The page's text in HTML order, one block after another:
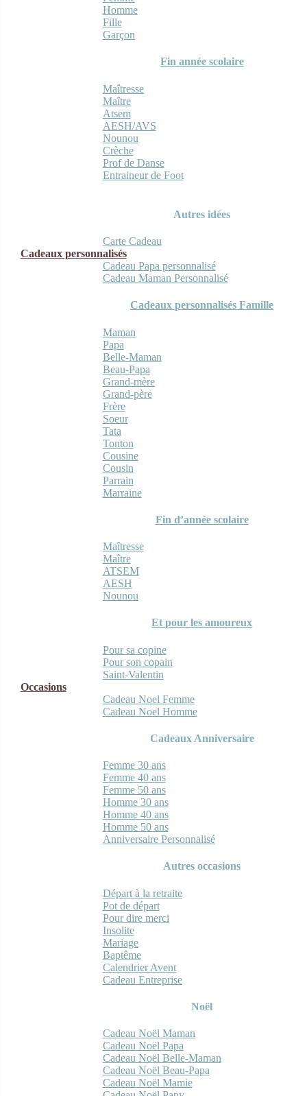
Homme
Fille
Garçon
Fin année scolaire
Maîtresse
Maître
Atsem
AESH/AVS
Nounou
Crèche
Prof de Danse
Entraineur de Foot
Autres idées
Carte Cadeau
Cadeaux personnalisés
Cadeau Papa personnalisé
Cadeau Maman Personnalisé
Cadeaux personnalisés Famille
Maman
Papa
Belle-Maman
Beau-Papa
Grand-mère
Grand-père
Frère
Soeur
Tata
Tonton
Cousine
Cousin
Parrain
Marraine
Fin d’année scolaire
Maîtresse
Maître
ATSEM
AESH
Nounou
Et pour les amoureux
Pour sa copine
Pour son copain
Saint-Valentin
Occasions
Cadeau Noel Femme
Cadeau Noel Homme
Cadeaux Anniversaire
Femme 30 ans
Femme 40 ans
Femme 50 ans
Homme 30 ans
Homme 40 ans
Homme 50 ans
Anniversaire Personnalisé
Autres occasions
Départ à la retraite
Pot de départ
Pour dire merci
Insolite
Mariage
Baptême
Calendrier Avent
Cadeau Entreprise
Noël
Cadeau Noël Maman
Cadeau Noël Papa
Cadeau Noël Belle-Maman
Cadeau Noël Beau-Papa
Cadeau Noël Mamie